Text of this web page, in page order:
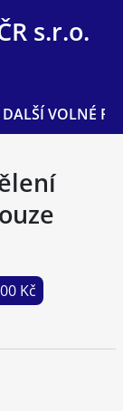
s.r.o.
DALŠÍ VOLNÉ
Kč